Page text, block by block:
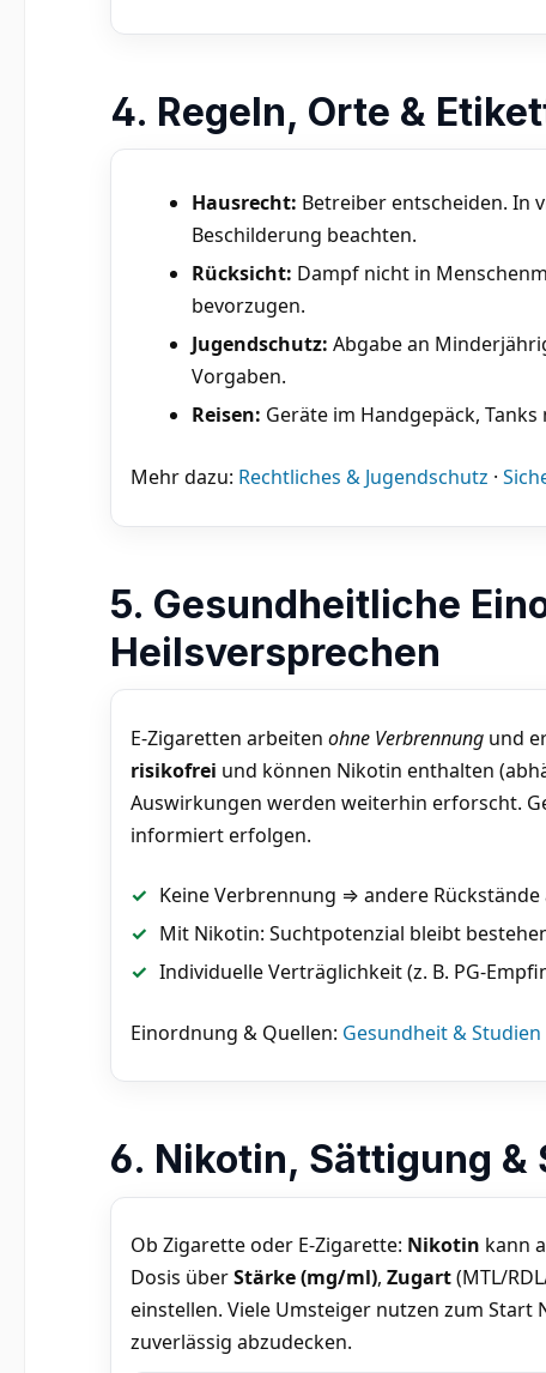
4. Regeln, Orte &
Hausrecht: Betreiber entscheiden. In
Beschilderung beachten.
Rücksicht: Dampf nicht in
bevorzugen.
Jugendschutz: Abgabe an
Vorgaben.
Reisen: Geräte im Handgepäck,
Mehr dazu: Rechtliches & Jugendschutz ·
5. Gesundheitliche
Heilsversprechen
E-Zigaretten arbeiten ohne Verbrennung und
risikofrei und können Nikotin enthalten
Auswirkungen werden weiterhin erforscht.
informiert erfolgen.
Keine Verbrennung ⇒ andere Rückstände
Mit Nikotin: Suchtpotenzial bleibt
Individuelle Verträglichkeit (z. B. PG-
Einordnung & Quellen: Gesundheit & Studien
6. Nikotin, Sättigung &
Ob Zigarette oder E-Zigarette: Nikotin kann
Dosis überStärke (mg/ml), Zugart(MTL/
einstellen. Viele Umsteiger nutzen zum Start
zuverlässig abzudecken.